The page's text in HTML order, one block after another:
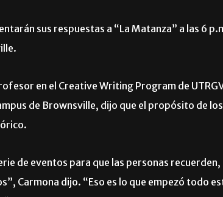
sus respuestas a “La Matanza” a las 6
en el Creative Writing Program de
de Brownsville, dijo que el propósito de
de eventos para que las personas
Carmona dijo. “Eso es lo que empezó todo